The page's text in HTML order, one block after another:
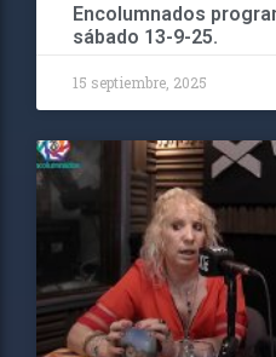
Encolumnados
sábado 13-9-25.
15 septiembre, 2025